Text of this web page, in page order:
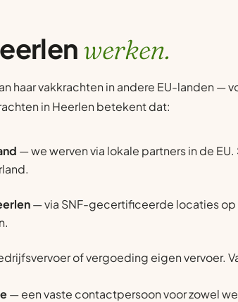
werken.
haar vakkrachten in andere EU-landen —
in Heerlen betekent dat:
— we werven via lokale partners in de
— via SNF-gecertificeerde locaties
of vergoeding eigen vervoer.
— een vaste contactpersoon voor zowel